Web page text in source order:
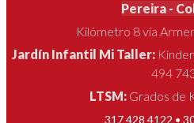
Pereira -
Kilómetro 8 vía
Jardín Infantil Mi Taller:
494
LTSM: Grados de
317 428 4122 •